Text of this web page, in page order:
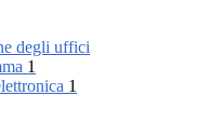
degli uffici
1
1